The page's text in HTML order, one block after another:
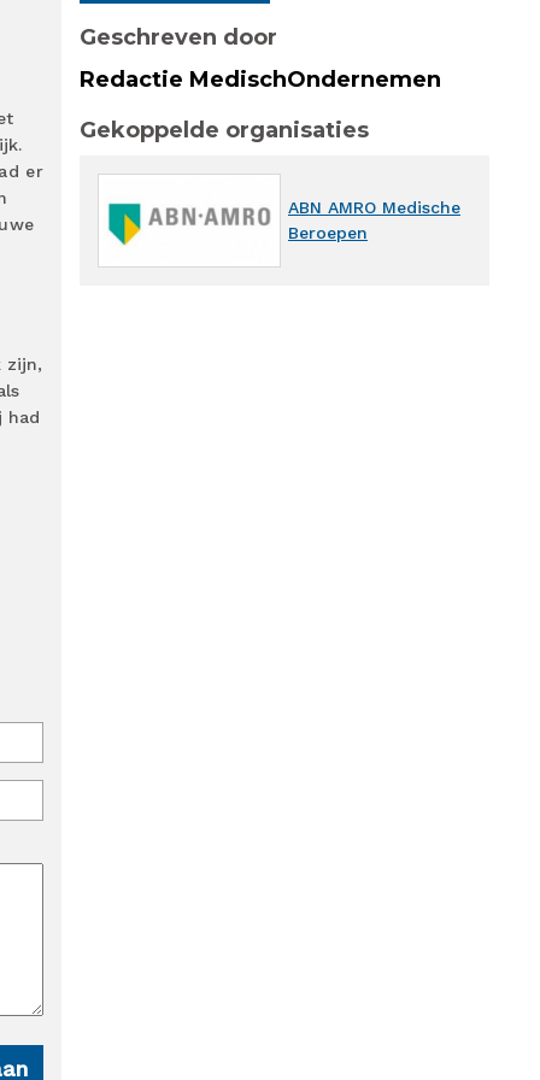
er
zijn,
had
Geschreven door
Redactie MedischOndernemen
Gekoppelde organisaties
ABN AMRO Medische
Beroepen